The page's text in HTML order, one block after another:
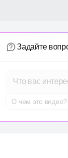
Задайте
Что вас
О чем это видео?